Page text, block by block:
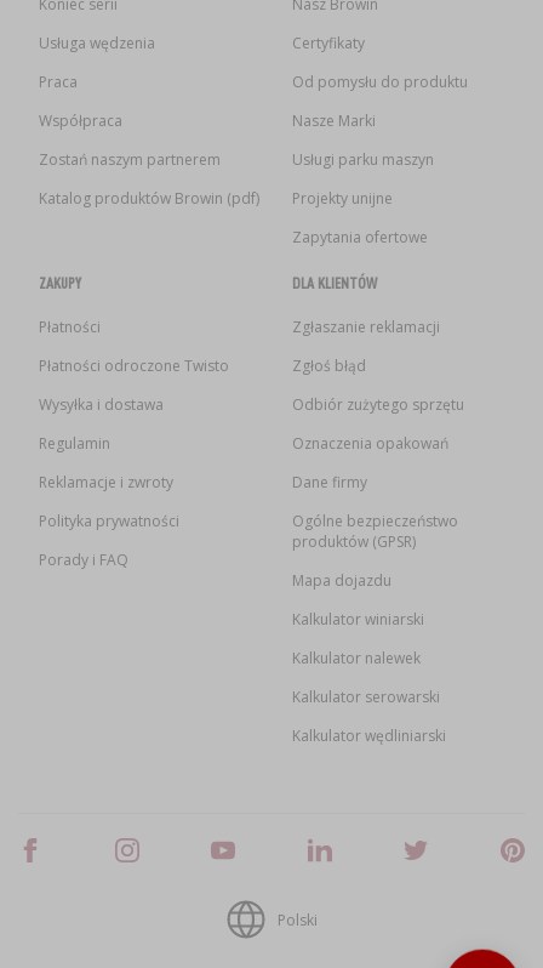
Koniec serii
Usługa wędzenia
Praca
Współpraca
Zostań naszym partnerem
Katalog produktów Browin (pdf)
Nasz Browin
Certyfikaty
Od pomysłu do produktu
Nasze Marki
Usługi parku maszyn
Projekty unijne
Zapytania ofertowe
ZAKUPY
Płatności
Płatności odroczone Twisto
Wysyłka i dostawa
Regulamin
Reklamacje i zwroty
Polityka prywatności
Porady i FAQ
DLA KLIENTÓW
Zgłaszanie reklamacji
Zgłoś błąd
Odbiór zużytego sprzętu
Oznaczenia opakowań
Dane firmy
Ogólne bezpieczeństwo
produktów (GPSR)
Mapa dojazdu
Kalkulator winiarski
Kalkulator nalewek
Kalkulator serowarski
Kalkulator wędliniarski
Polski